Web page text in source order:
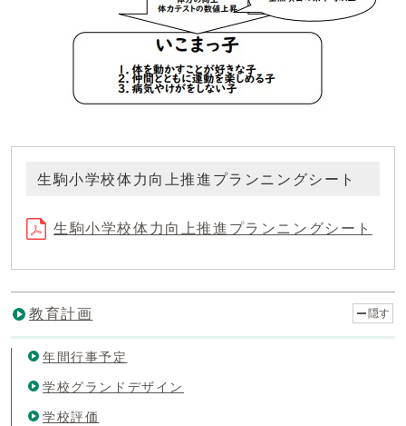
生駒小学校体力向上推進プランニングシート
生駒小学校体力向上推進プランニングシート
教育計画 隠す
年間行事予定
学校グランドデザイン
学校評価